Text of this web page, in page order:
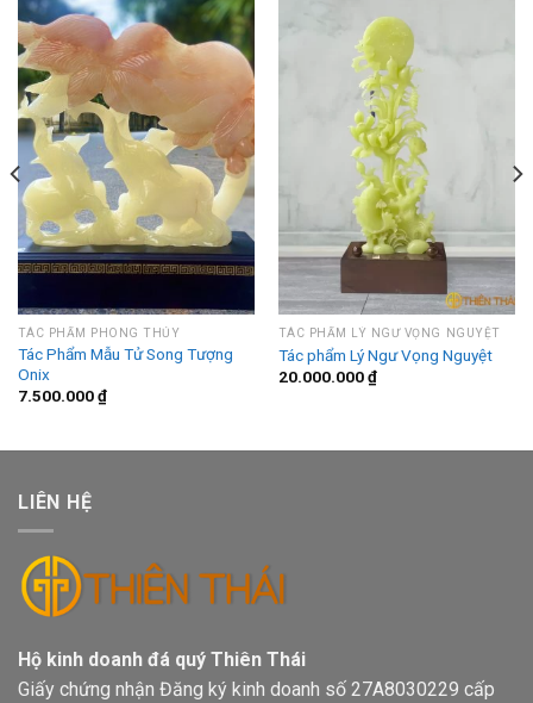
TÁC PHẨM PHONG THỦY
Tác Phẩm Mẫu Tử Song Tượng
Onix
7.500.000₫
TÁC PHẨM LÝ NGƯ VỌNG NGUYỆT
Tác phẩm Lý Ngư Vọng Nguyệt
20.000.000₫
LIÊN HỆ
Hộ kinh doanh đá quý Thiên Thái
Giấy chứng nhận Đăng ký kinh doanh số 27A8030229 cấp